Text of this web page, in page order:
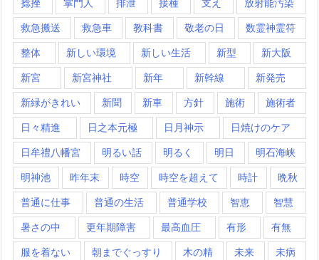
救急搬送 救急車 教科書 敬老の日 数霊神霊符
整体 新しい環境 新しい生活 新型 新大阪
新宮 新宮神社 新年 新幹線 新発売
新緑がきれい 新聞 新車 方針 施術 施術者
日々精進 日之本元極 日月神示 日焼けのケア
日牟禮八幡宮 明るい話 明るく 明日 明石海峡
明神池 昨年末 時空 時空を超えて 時計 晩秋
普通に仕事 普通の生活 普通学校 智恵 智慧
暑さの中 更年期障害 最高血圧 有形 有無
服を着ない 朝までぐっすり 木の精 未来 未病